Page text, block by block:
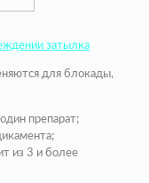
затылка
для блокады,
препарат;
из 3 и более